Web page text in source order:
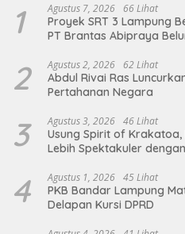
1 Agustus 7, 2026 66 Lihat
Proyek SRT 3 Lampung
PT Brantas Abipraya
2 Agustus 2, 2026 62 Lihat
Abdul Rivai Ras
Pertahanan Negara
3 Agustus 3, 2026 46 Lihat
Usung Spirit of Krakatoa,
Lebih Spektakuler
4 Agustus 1, 2026 45 Lihat
PKB Bandar Lampung
Delapan Kursi DPRD